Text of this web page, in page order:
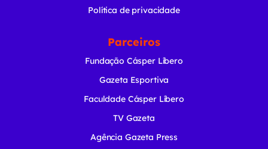
Política de privacidade
Parceiros
Fundação Cásper Líbero
Gazeta Esportiva
Faculdade Cásper Líbero
TV Gazeta
Agência Gazeta Press